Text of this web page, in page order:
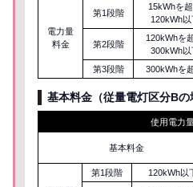
電力量
料金
第1段階
15kWhを超
120kWh以
第2段階
120kWhを
300kWh以
第3段階 300kWhを
基本料金（従量電灯区分Bの
使用電力
基本料金
第1段階 120kWh以